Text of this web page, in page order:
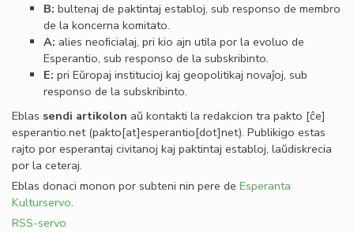
B: bultenaj de paktintaj establoj, sub responso de membro
de la koncerna komitato.
A: alies neoﬁcialaj, pri kio ajn utila por la evoluo de
Esperantio, sub responso de la subskribinto.
E: pri Eŭropaj institucioj kaj geopolitikaj novaĵoj, sub
responso de la subskribinto.
Eblas sendi artikolon aŭ kontakti la redakcion tra pakto [ĉe]
esperantio.net(pakto[at]esperantio[dot]net). Publikigo estas
rajto por esperantaj civitanoj kaj paktintaj establoj, laŭdiskrecia
por la ceteraj.
Eblas donaci monon por subteni nin pere de Esperanta
Kulturservo.
RSS-servo